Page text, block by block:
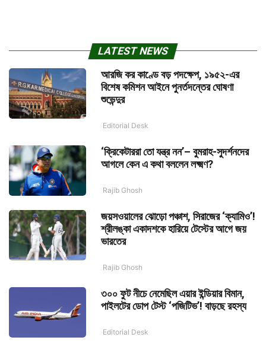
LATEST NEWS
আরজি কর কাণ্ডে বড় পদক্ষেপ, ১৯৫২-এর
বিশেষ কমিশন আইনে পুনর্তদন্তের ঘোষণা
শুভেন্দুর
Editorial Desk
‘ক্রিকেটাররা তো যন্ত্র নন’– বুমরাহ-সুদর্শনদের
আগলে কেন এ কথা বললেন লক্ষ্মণ?
Rajib Ghosh
জয়সওয়ালের ঝোড়ো পঞ্চাশ, সিরাজের ‘ক্যামিও’!
শ্রীলঙ্কা একাদশকে হারিয়ে টেস্টের আগে জয়
ভারতের
Rajib Ghosh
৩০০ ফুট নীচে নেমেছিল এয়ার ইন্ডিয়ার বিমান,
পাইলটের ডোপ টেস্ট ‘পজিটিভ’! বাড়ছে রহস্য
Editorial Desk